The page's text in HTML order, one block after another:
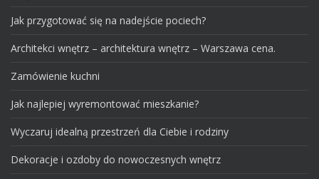
Jak przygotować się na nadejście pociech?
Architekci wnętrz – architektura wnętrz – Warszawa cena.
Zamówienie kuchni
Jak najlepiej wyremontować mieszkanie?
Wyczaruj idealną przestrzeń dla Ciebie i rodziny
Dekoracje i ozdoby do nowoczesnych wnętrz